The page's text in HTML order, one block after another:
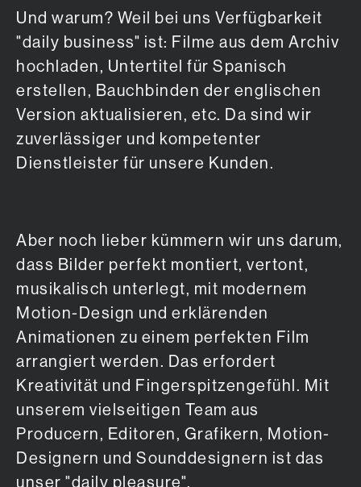
Und warum? Weil bei uns Verfügbarkeit
"daily business" ist: Filme aus dem Archiv
hochladen, Untertitel für Spanisch
erstellen, Bauchbinden der englischen
Version aktualisieren, etc. Da sind wir
zuverlässiger und kompetenter
Dienstleister für unsere Kunden.
Aber noch lieber kümmern wir uns darum,
dass Bilder perfekt montiert, vertont,
musikalisch unterlegt, mit modernem
Motion-Design und erklärenden
Animationen zu einem perfekten Film
arrangiert werden. Das erfordert
Kreativität und Fingerspitzengefühl. Mit
unserem vielseitigen Team aus
Producern, Editoren, Grafikern, Motion-
Designern und Sounddesignern ist das
unser "daily pleasure".